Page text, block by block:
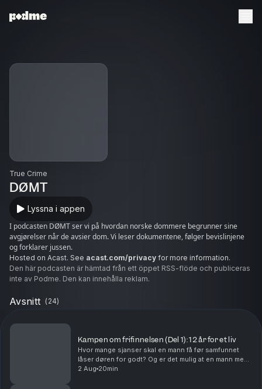
True Crime
DØMT
Lyssna i appen
I podcasten DØMT ser vi på hvordan norske dommere begrunner sine
avgjørelser når de avsier dom. Vi leser dokumentene, følger bevislinjene
og forklarer jussen.
Hosted on Acast. See acast.com/privacy for more information.
Den här podcasten är hämtad från ett öppet RSS-flöde och publiceras
inte av Podme. Den kan innehålla reklam.
Avsnitt (24)
Kampen om frifinnelsen (Del 1): 12 år for et liv
Hvor mange sjanser skal en mann få før samfunnet
låser døren for godt? Og er det mulig at en mann med
et rulleblad «svart som natten» faktisk snakker sant?I
2 Aug 20min